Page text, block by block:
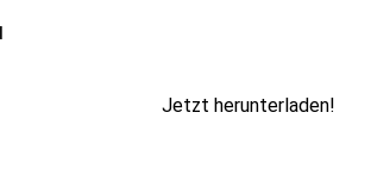
Jetzt herunterladen!